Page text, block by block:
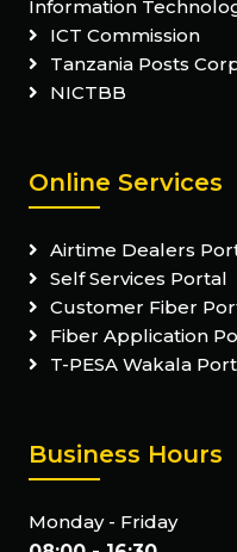
Information
ICT Commission
Tanzania Posts
NICTBB
Online Services
Airtime Dealers
Self Services Portal
Customer Fiber
Fiber Application
T-PESA Wakala
Business Hours
Monday - Friday